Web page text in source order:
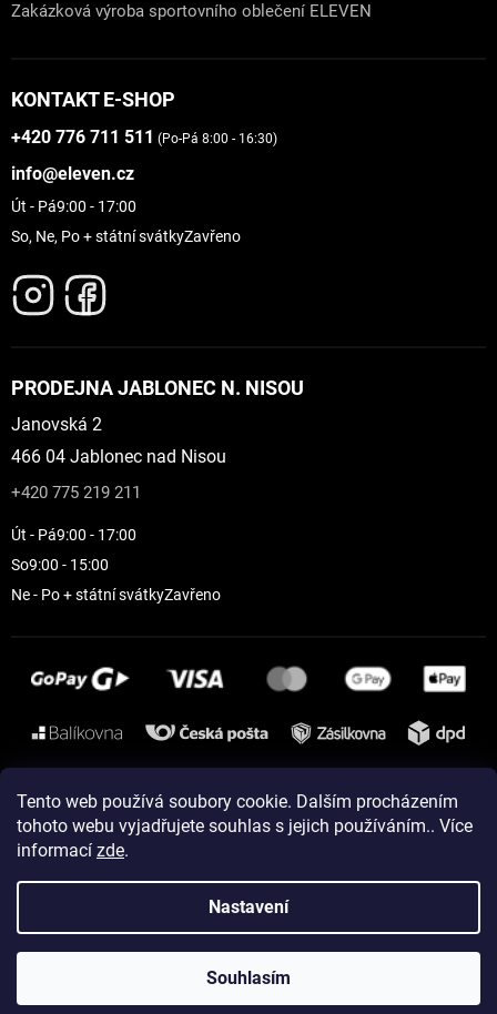
Tento web používá soubory cookie. Dalším procházením
tohoto webu vyjadřujete souhlas s jejich používáním.. Více
informací zde.
Nastavení
Souhlasím
Zakázková výroba sportovního oblečení ELEVEN
KONTAKT E-SHOP
+420 776 711 511 (Po-Pá 8:00 - 16:30)
info@eleven.cz
Út - Pá9:00 - 17:00
So, Ne, Po + státní svátkyZavřeno
PRODEJNA JABLONEC N. NISOU
Janovská 2
466 04 Jablonec nad Nisou
+420 775 219 211
Út - Pá9:00 - 17:00
So9:00 - 15:00
Ne - Po + státní svátkyZavřeno
Instagram
Vytvořil Shoptet
Copyright 2026ELEVEN sportswear. Všechna práva vyhrazena.
Upravit nastavení cookies